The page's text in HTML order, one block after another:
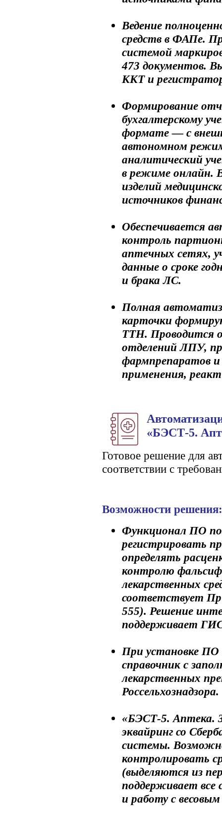
Ведение
средств в ФАПе.
системой
473 документов.
ККТ и
Формирование
бухгалтерскому
формате — с
автономном
аналитический
в режиме онлайн.
изделий
источников
Обеспечивается
контроль
аптечных сетях,
данные о сроке
и брака ЛС.
Полная
карточки
ТТН. Проводится
отделений ЛПУ,
фармпрепаратов и
применения,
«БЭСТ-5.
Готовое решение для
соответствии с
Возможности решения:
Функционал ПО
регистрировать
определять
контролю
лекарственных
соответствует
555). Решение
поддерживает
При установке ПО
справочник с
лекарственных
Россельхознадзора.
«БЭСТ-5. Аптека.
эквайринг со
системы.
контролировать
(выделяются из
поддерживает все
и работу с